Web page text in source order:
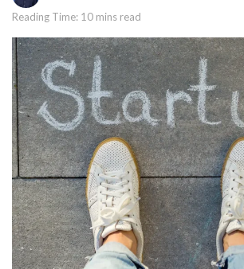
Reading Time: 10 mins read